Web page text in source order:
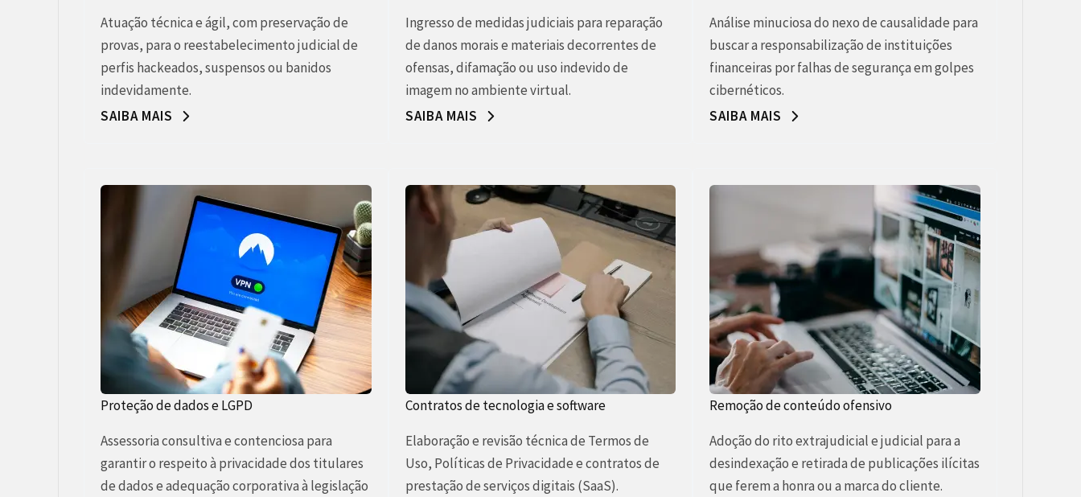
Atuação técnica e ágil, com preservação de
provas, para o reestabelecimento judicial de
perfis hackeados, suspensos ou banidos
indevidamente.
SAIBA MAIS
Ingresso de medidas judiciais para reparação
de danos morais e materiais decorrentes de
ofensas, difamação ou uso indevido de
imagem no ambiente virtual.
SAIBA MAIS
Análise minuciosa do nexo de causalidade para
buscar a responsabilização de instituições
financeiras por falhas de segurança em golpes
cibernéticos.
SAIBA MAIS
Proteção de dados e LGPD
Assessoria consultiva e contenciosa para
garantir o respeito à privacidade dos titulares
de dados e adequação corporativa à legislação
Contratos de tecnologia e software
Elaboração e revisão técnica de Termos de
Uso, Políticas de Privacidade e contratos de
prestação de serviços digitais (SaaS).
Remoção de conteúdo ofensivo
Adoção do rito extrajudicial e judicial para a
desindexação e retirada de publicações ilícitas
que ferem a honra ou a marca do cliente.